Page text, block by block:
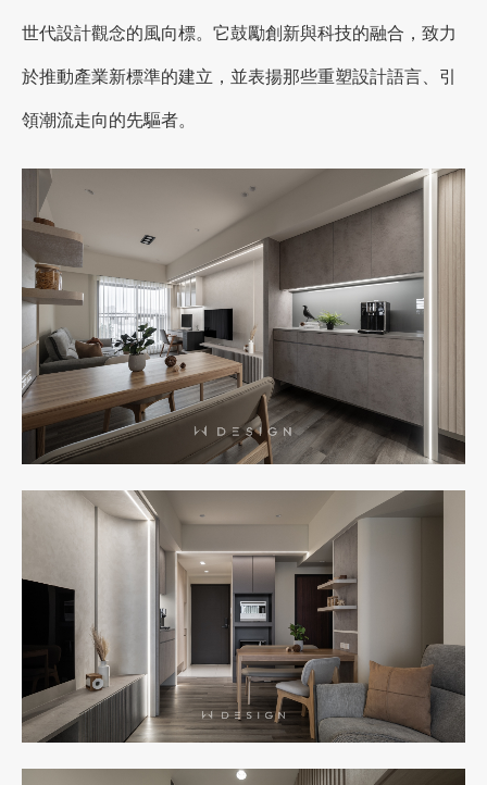
世代設計觀念的風向標。它鼓勵創新與科技的融合，致力
於推動產業新標準的建立，並表揚那些重塑設計語言、引
領潮流走向的先驅者。